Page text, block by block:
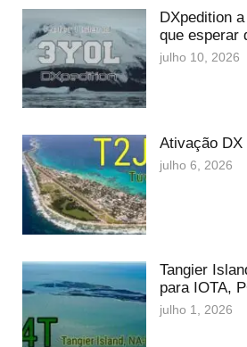
DXpedition
que esperar
julho 10, 2026
Ativação DX
julho 6, 2026
Tangier
para IOTA,
julho 1, 2026